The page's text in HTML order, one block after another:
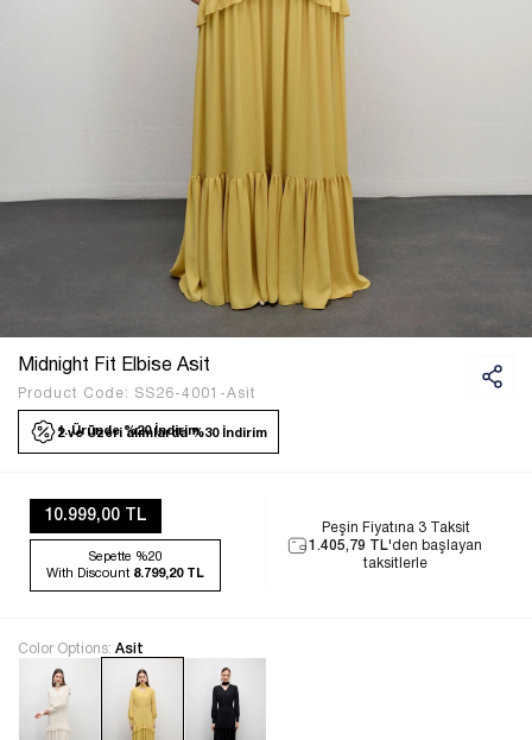
Midnight Fit Elbise Asit
Product Code: SS26-4001-Asit
1. Üründe %20 İndirim
2 ve Üzeri alımlarda %30 İndirim
10.999,00 TL
Sepette %20
With Discount 8.799,20 TL
Peşin Fiyatına 3 Taksit
1.405,79 TL'den başlayan
taksitlerle
Color Options: Asit